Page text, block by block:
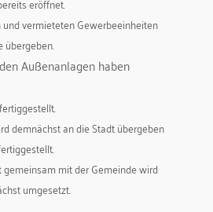
vermieteten Gewerbeeinheiten
übergeben.
Außenanlagen haben
demnächst an die Stadt übergeben
mit der Gemeinde wird
umgesetzt.